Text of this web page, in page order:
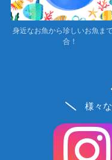
身近なお魚から珍しいお魚ま
合！
様々な